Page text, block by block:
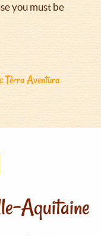
you must be
Tèrra Aventura
Aquitaine